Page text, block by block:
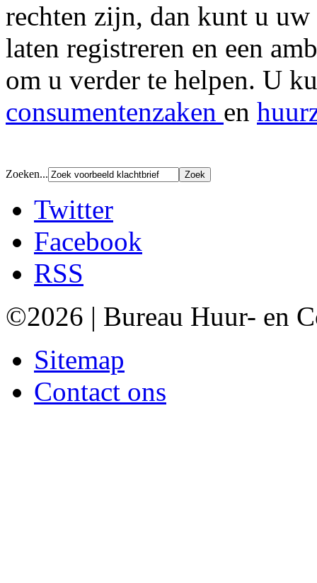
rechten zijn, dan kunt u
laten registreren en een
om u verder te helpen. U
consumentenzaken en
Zoeken...
Twitter
Facebook
RSS
©2026 | Bureau Huur- en
Sitemap
Contact ons